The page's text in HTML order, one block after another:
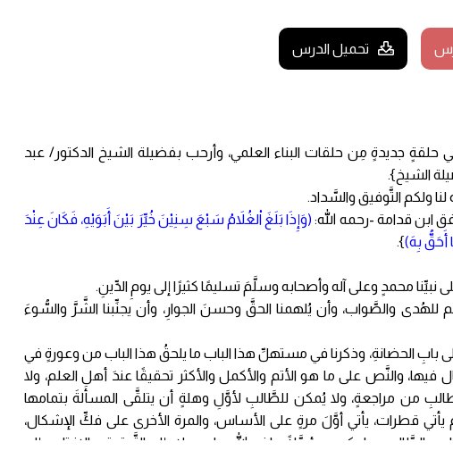
تحميل الدرس
حلقةٍ جديدةٍ مِن حلقات البناء العلمي، وأرحب بفضيلة الشيخ الدكتور/ عبد
الشيخ}.
لنا ولكم التَّوفيق والسَّداد.
ابن قدامة -رحمه الله: (وَإِذَا بَلَغَ اْلغُلاَمُ سَبْعَ سِنِيْنَ خُيِّرَ بَيْنَ أَبَوَيْهِ، فَكَانَ عِنْدَ
أَحَقُّ بِهَ)}.
نبيِّنا محمدٍ وعلى آله وأصحابه وسلَّمَ تسليمًا كثيرًا إلى يومِ الدِّينِ.
للهُدى والصَّواب، وأن يُلهمنا الحقَّ وحسنَ الجوارِ، وأن يجنِّبنا الشَّرَّ والسُّوءَ
بابِ الحضانةِ، وذكرنا في مستهلِّ هذا الباب ما يلحقُ هذا الباب من وعورةٍ في
والنَّص على ما هو الأتم والأكمل والأكثر تحقيقًا عندَ أهلِ العلم، ولا
من مراجعةٍ، ولا يُمكن للطَّالبِ لأوَّلِ وهلةٍ أن يتلقَّى المسألةَ بتمامها
يأتي قطرات، يأتي أوَّلَ مرةٍ على الأساس، والمرة الأخرى على فكِّ الإشكال،
الطَّالب بما يكون مؤهَّلًا -بإذن الله جل وعلا- إلى التَّحقيق والإفتاء، وإلى